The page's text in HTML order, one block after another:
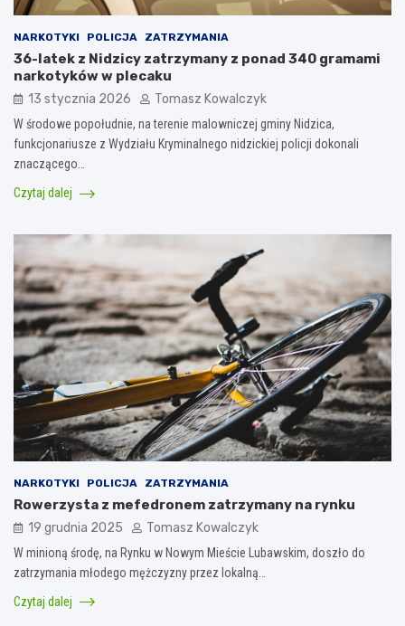
NARKOTYKI POLICJA ZATRZYMANIA
36-latek z Nidzicy zatrzymany z ponad 340 gramami
narkotyków w plecaku
13 stycznia 2026 Tomasz Kowalczyk
W środowe popołudnie, na terenie malowniczej gminy Nidzica,
funkcjonariusze z Wydziału Kryminalnego nidzickiej policji dokonali
znaczącego…
Czytaj dalej
NARKOTYKI POLICJA ZATRZYMANIA
Rowerzysta z mefedronem zatrzymany na rynku
19 grudnia 2025 Tomasz Kowalczyk
W minioną środę, na Rynku w Nowym Mieście Lubawskim, doszło do
zatrzymania młodego mężczyzny przez lokalną…
Czytaj dalej